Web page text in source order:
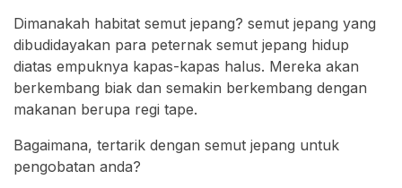
Dimanakah habitat semut jepang? semut jepang yang
dibudidayakan para peternak semut jepang hidup
diatas empuknya kapas-kapas halus. Mereka akan
berkembang biak dan semakin berkembang dengan
makanan berupa regi tape.
Bagaimana, tertarik dengan semut jepang untuk
pengobatan anda?